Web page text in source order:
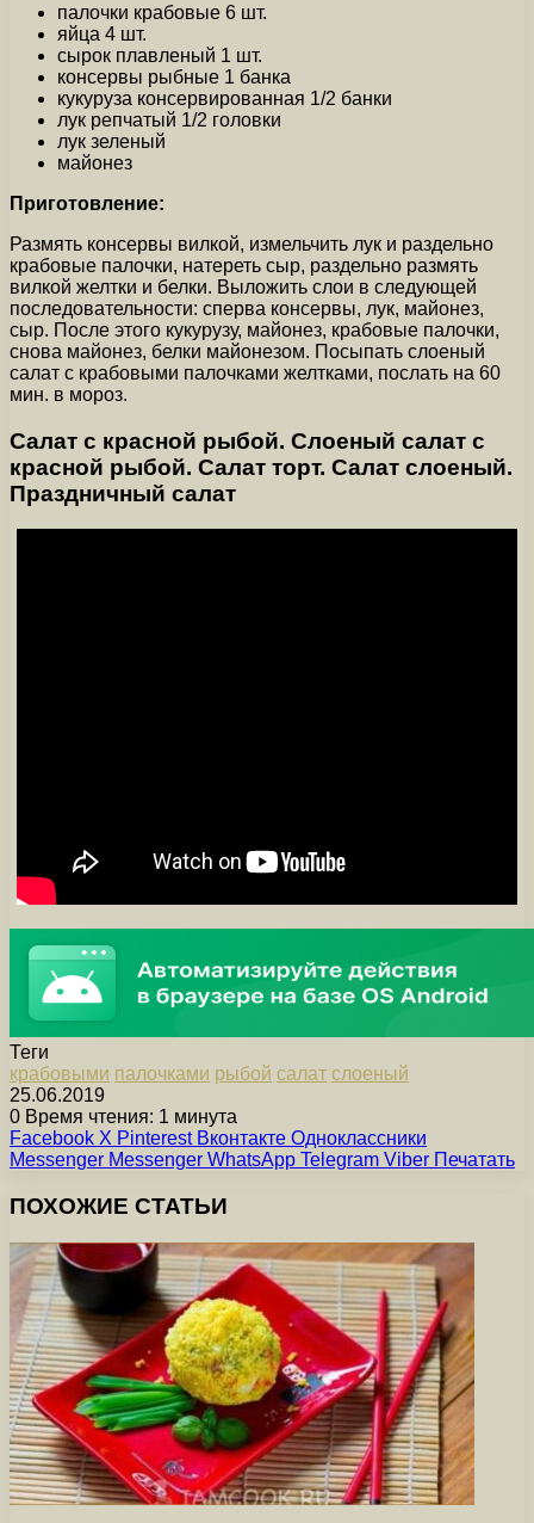
палочки крабовые 6 шт.
яйца 4 шт.
сырок плавленый 1 шт.
консервы рыбные 1 банка
кукуруза консервированная 1/2 банки
лук репчатый 1/2 головки
лук зеленый
майонез
Приготовление:
Размять консервы вилкой, измельчить лук и раздельно
крабовые палочки, натереть сыр, раздельно размять
вилкой желтки и белки. Выложить слои в следующей
последовательности: сперва консервы, лук, майонез,
сыр. После этого кукурузу, майонез, крабовые палочки,
снова майонез, белки майонезом. Посыпать слоеный
салат с крабовыми палочками желтками, послать на 60
мин. в мороз.
Салат с красной рыбой. Слоеный салат с
красной рыбой. Салат торт. Салат слоеный.
Праздничный салат
Теги
крабовыми палочками рыбой салат слоеный
25.06.2019
0 Время чтения: 1 минута
Facebook X Pinterest Вконтакте Одноклассники
Messenger Messenger WhatsApp Telegram Viber Печатать
ПОХОЖИЕ СТАТЬИ